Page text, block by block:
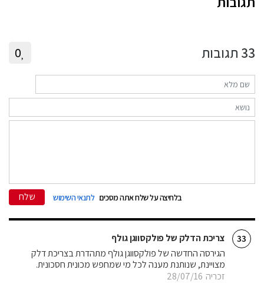
33 תגובות 0
בלחיצה על שלח אתה מסכים לתנאי השימוש שלח
33 צריכת הדלק של פולקסווגן גולף
זכריה 28/07/16
הגירסה החדשה של פולקסווגן גולף מתהדרת בצריכת דלק
מצויינת, שנותנת מענה לכל מי שמחפש מכונית חסכונית.